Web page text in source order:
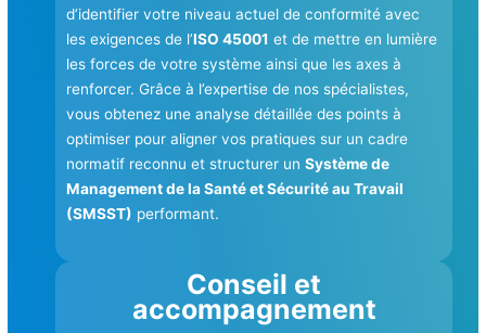
d’identifier votre niveau actuel de conformité avec
les exigences de l’ISO 45001 et de mettre en lumière
les forces de votre système ainsi que les axes à
renforcer. Grâce à l’expertise de nos spécialistes,
vous obtenez une analyse détaillée des points à
optimiser pour aligner vos pratiques sur un cadre
normatif reconnu et structurer unSystème de
Management de la Santé et Sécurité au Travail
(SMSST) performant.
Conseil et
accompagnement